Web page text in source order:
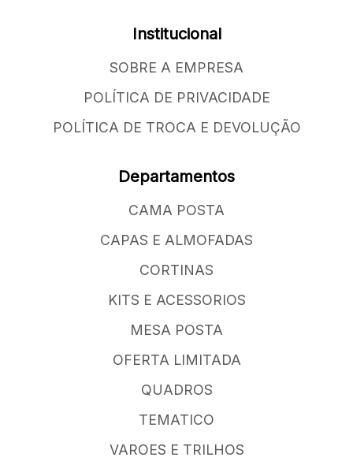
Institucional
SOBRE A EMPRESA
POLÍTICA DE PRIVACIDADE
POLÍTICA DE TROCA E DEVOLUÇÃO
Departamentos
CAMA POSTA
CAPAS E ALMOFADAS
CORTINAS
KITS E ACESSORIOS
MESA POSTA
OFERTA LIMITADA
QUADROS
TEMATICO
VAROES E TRILHOS